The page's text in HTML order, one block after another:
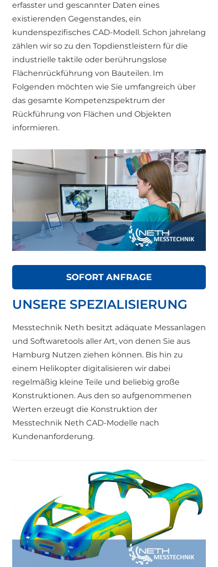
erfasster und gescannter Daten eines
existierenden Gegenstandes, ein
kundenspezifisches CAD-Modell. Schon jahrelang
zählen wir so zu den Topdienstleistern für die
industrielle taktile oder berührungslose
Flächenrückführung von Bauteilen. Im
Folgenden möchten wie Sie umfangreich über
das gesamte Kompetenzspektrum der
Rückführung von Flächen und Objekten
informieren.
SOFORT ANFRAGE
UNSERE SPEZIALISIERUNG
Messtechnik Neth besitzt adäquate Messanlagen
und Softwaretools aller Art, von denen Sie aus
Hamburg Nutzen ziehen können. Bis hin zu
einem Helikopter digitalisieren wir dabei
regelmäßig kleine Teile und beliebig große
Konstruktionen. Aus den so aufgenommenen
Werten erzeugt die Konstruktion der
Messtechnik Neth CAD-Modelle nach
Kundenanforderung.